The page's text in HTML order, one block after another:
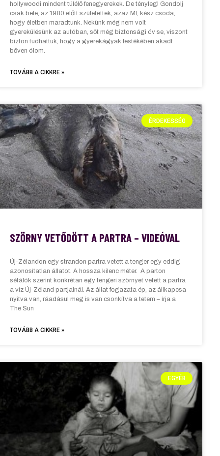
hollywoodi mindent túlélő fenegyerekek. De tényleg! Gondolj
csak bele, az 1980 előtt születettek, azaz MI, kész csoda,
hogy életben maradtunk. Nekünk még nem volt
gyerekülésünk az autóban, sőt még biztonsági öv se, viszont
bizton tudhattuk, hogy a gyerekágyak festékében akadt
bőven ólom.
TOVÁBB A CIKKRE »
ÉRDEKESSÉG
SZÖRNY VETŐDÖTT A PARTRA – VIDEÓVAL
Új-Zélandon egy strandon partra vetett a tenger egy eddig
azonosítatlan állatot. A hossza kilenc méter. A parton
sétálók szerint konkrétan egy tengeri szörnyet vetett a partra
a víz Új-Zéland partjainál. Az állat fogazata ép, az állkapcsa
nyitva van, ráadásul meg is van csonkítva a tetem – írja a
The Sun
TOVÁBB A CIKKRE »
EGYÉB